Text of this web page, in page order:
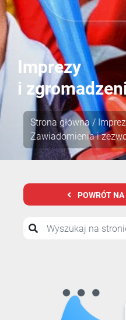
Imprezy
i
Strona główna/
Zawiadomienia i
POWRÓT